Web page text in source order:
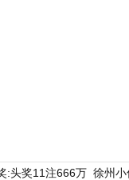
:头奖11注666万 徐州